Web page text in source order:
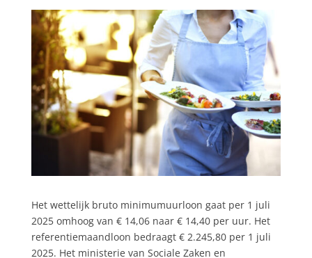
Het wettelijk bruto minimumuurloon gaat per 1 juli
2025 omhoog van € 14,06 naar € 14,40 per uur. Het
referentiemaandloon bedraagt € 2.245,80 per 1 juli
2025. Het ministerie van Sociale Zaken en